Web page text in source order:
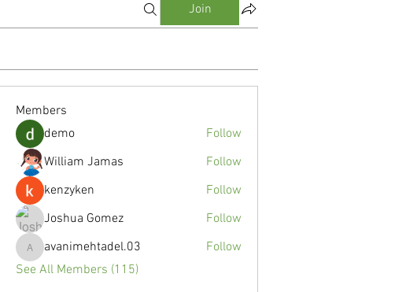
Join
Members
demo
Follow
William Jamas
Follow
kenzyken
Follow
Joshua Gomez
Follow
avanimehtadel.03
avanimehtadel.03
Follow
See All Members (115)